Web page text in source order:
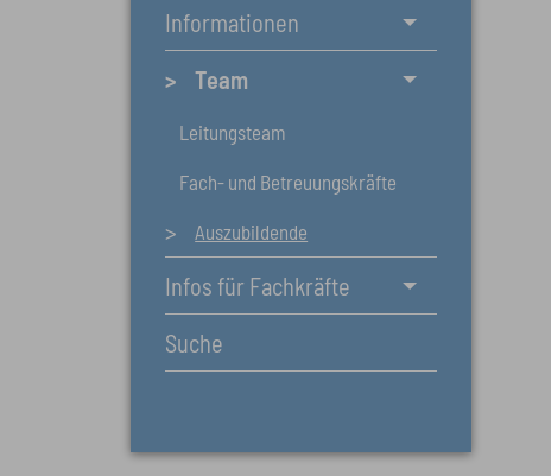
Informationen
Team
Leitungsteam
Fach- und Betreuungskräfte
Auszubildende
Infos für Fachkräfte
Suche